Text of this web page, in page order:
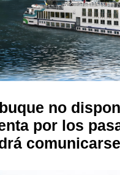
no
por los